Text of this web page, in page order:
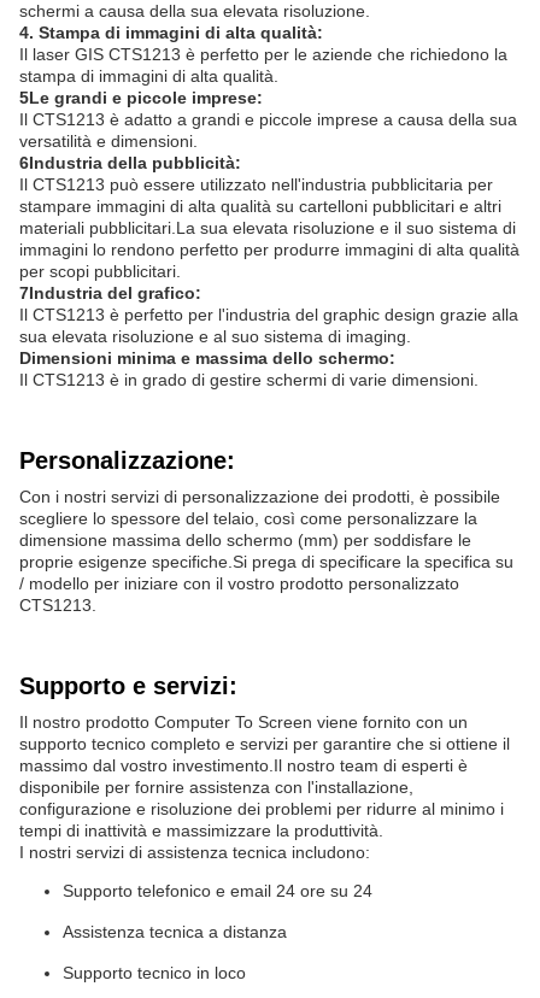
schermi a causa della sua elevata risoluzione.
4. Stampa di immagini di alta qualità:
Il laser GIS CTS1213 è perfetto per le aziende che richiedono la
stampa di immagini di alta qualità.
5Le grandi e piccole imprese:
Il CTS1213 è adatto a grandi e piccole imprese a causa della sua
versatilità e dimensioni.
6Industria della pubblicità:
Il CTS1213 può essere utilizzato nell'industria pubblicitaria per
stampare immagini di alta qualità su cartelloni pubblicitari e altri
materiali pubblicitari.La sua elevata risoluzione e il suo sistema di
immagini lo rendono perfetto per produrre immagini di alta qualità
per scopi pubblicitari.
7Industria del grafico:
Il CTS1213 è perfetto per l'industria del graphic design grazie alla
sua elevata risoluzione e al suo sistema di imaging.
Dimensioni minima e massima dello schermo:
Il CTS1213 è in grado di gestire schermi di varie dimensioni.
Personalizzazione:
Con i nostri servizi di personalizzazione dei prodotti, è possibile
scegliere lo spessore del telaio, così come personalizzare la
dimensione massima dello schermo (mm) per soddisfare le
proprie esigenze specifiche.Si prega di specificare la specifica su
/ modello per iniziare con il vostro prodotto personalizzato
CTS1213.
Supporto e servizi:
Il nostro prodotto Computer To Screen viene fornito con un
supporto tecnico completo e servizi per garantire che si ottiene il
massimo dal vostro investimento.Il nostro team di esperti è
disponibile per fornire assistenza con l'installazione,
configurazione e risoluzione dei problemi per ridurre al minimo i
tempi di inattività e massimizzare la produttività.
I nostri servizi di assistenza tecnica includono:
Supporto telefonico e email 24 ore su 24
Assistenza tecnica a distanza
Supporto tecnico in loco